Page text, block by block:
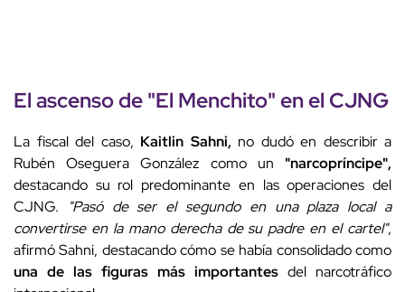
El ascenso de "El Menchito" en el CJNG
La fiscal del caso, Kaitlin Sahni, no dudó en describir a
Rubén Oseguera González como un "narcopríncipe",
destacando su rol predominante en las operaciones del
CJNG.
"Pasó de ser el segundo en una plaza local a
convertirse en la mano derecha de su padre en el cartel",
afirmó Sahni, destacando cómo se había consolidado como
una de las figuras más importantes del narcotráfico